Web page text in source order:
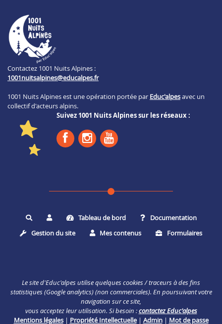
Contactez 1001 Nuits Alpines :
1001nuitsalpines@educalpes.fr
1001 Nuits Alpines est une opération portée par Educ'alpesavec un
collectif d'acteurs alpins.
Suivez 1001 Nuits Alpines sur les réseaux :
Rechercher Tableau de bord
Documentation
Gestion du site
Mes contenus Formulaires
Le site d'Educ'alpes utilise quelques cookies / traceurs à des fins
statistiques (Google analytics) (non commerciales). En poursuivant votre
navigation sur ce site,
vous acceptez leur utilisation. Si besoin :contactez Educ'alpes
Mentions légales| Propriété Intellectuelle| Admin| Mot de passe